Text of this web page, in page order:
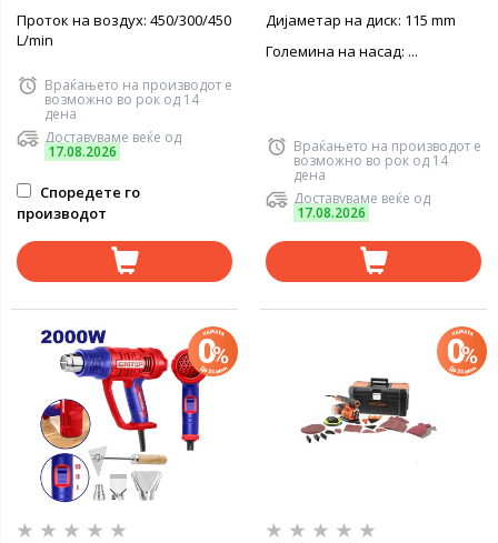
Проток на воздух: 450/300/450
L/min
Враќањето на производот е
возможно во рок од 14
дена
Доставуваме веќе од
17.08.2026
Споредете го
производот
Дијаметар на диск: 115 mm
Големина на насад: ...
Враќањето на производот е
возможно во рок од 14
дена
Доставуваме веќе од
17.08.2026